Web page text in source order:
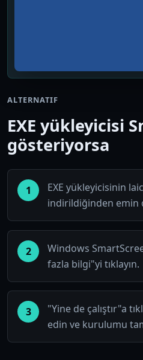
ALTERNATIF
EXE yükleyicisi
gösteriyorsa
1
EXE yükleyicisinin
indirildiğinden emin
2
Windows
fazla bilgi"yi tıklayın.
3
"Yine de çalıştır"a
edin ve kurulumu